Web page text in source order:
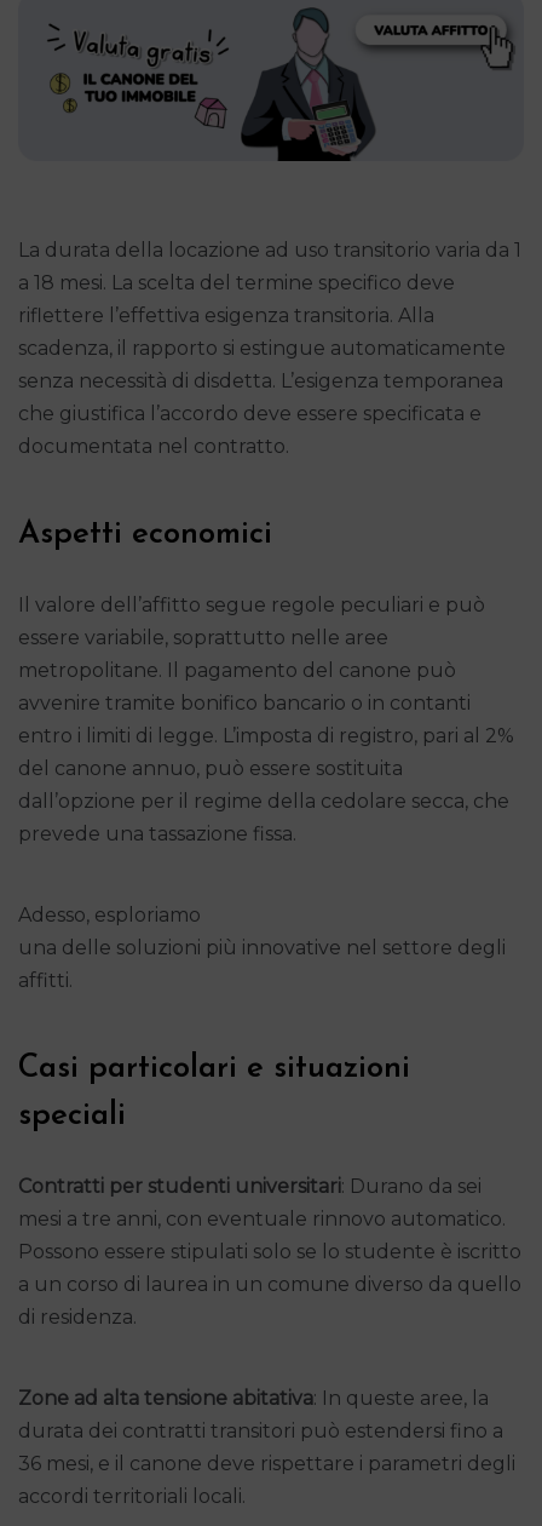
La durata della locazione ad uso transitorio varia da 1
a 18 mesi. La scelta del termine specifico deve
riflettere l’effettiva esigenza transitoria. Alla
scadenza, il rapporto si estingue automaticamente
senza necessità di disdetta. L’esigenza temporanea
che giustifica l’accordo deve essere specificata e
documentata nel contratto.
Aspetti economici
Il valore dell’affitto segue regole peculiari e può
essere variabile, soprattutto nelle aree
metropolitane. Il pagamento del canone può
avvenire tramite bonifico bancario o in contanti
entro i limiti di legge. L’imposta di registro, pari al 2%
del canone annuo, può essere sostituita
dall’opzione per il regime della cedolare secca, che
prevede una tassazione fissa.
Adesso, esploriamo
una delle soluzioni più innovative nel settore degli
affitti.
Casi particolari e situazioni
speciali
Contratti per studenti universitari: Durano da sei
mesi a tre anni, con eventuale rinnovo automatico.
Possono essere stipulati solo se lo studente è iscritto
a un corso di laurea in un comune diverso da quello
di residenza.
Zone ad alta tensione abitativa: In queste aree, la
durata dei contratti transitori può estendersi fino a
36 mesi, e il canone deve rispettare i parametri degli
accordi territoriali locali.